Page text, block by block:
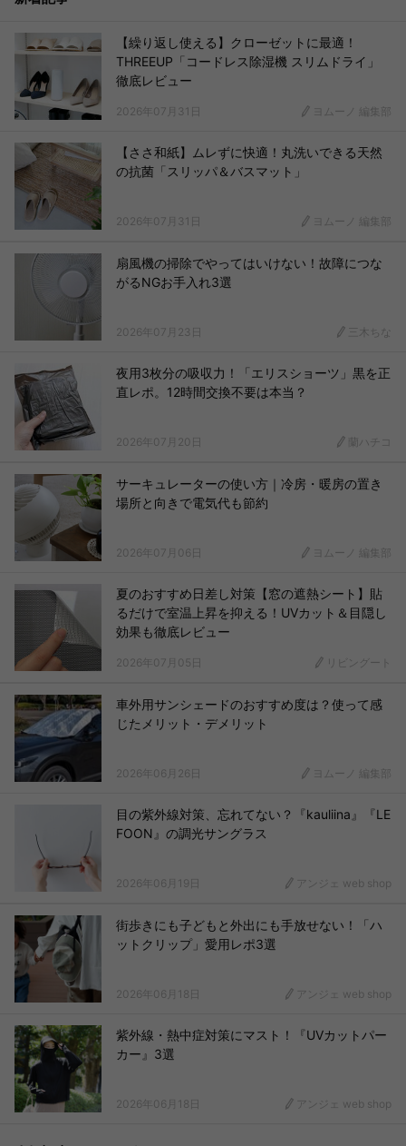
【繰り返し使える】クローゼットに最適！
THREEUP「コードレス除湿機 スリムドライ」
徹底レビュー
2026年07月31日 ヨムーノ 編集部
【ささ和紙】ムレずに快適！丸洗いできる天然
の抗菌「スリッパ＆バスマット」
2026年07月31日 ヨムーノ 編集部
扇風機の掃除でやってはいけない！故障につな
がるNGお手入れ3選
2026年07月23日 三木ちな
夜用3枚分の吸収力！「エリスショーツ」黒を正
直レポ。12時間交換不要は本当？
2026年07月20日 蘭ハチコ
サーキュレーターの使い方｜冷房・暖房の置き
場所と向きで電気代も節約
2026年07月06日 ヨムーノ 編集部
夏のおすすめ日差し対策【窓の遮熱シート】貼
るだけで室温上昇を抑える！UVカット＆目隠し
効果も徹底レビュー
2026年07月05日 リビングート
車外用サンシェードのおすすめ度は？使って感
じたメリット・デメリット
2026年06月26日 ヨムーノ 編集部
目の紫外線対策、忘れてない？『kauliina』『LE
FOON』の調光サングラス
2026年06月19日 アンジェ web shop
街歩きにも子どもと外出にも手放せない！「ハ
ットクリップ」愛用レポ3選
2026年06月18日 アンジェ web shop
紫外線・熱中症対策にマスト！『UVカットパー
カー』3選
2026年06月18日 アンジェ web shop